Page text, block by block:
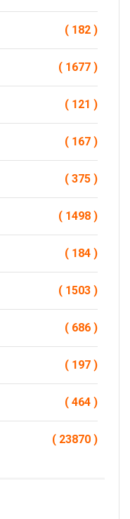
( 182 )
( 1677 )
( 121 )
( 167 )
( 375 )
( 1498 )
( 184 )
( 1503 )
( 686 )
( 197 )
( 464 )
( 23870 )